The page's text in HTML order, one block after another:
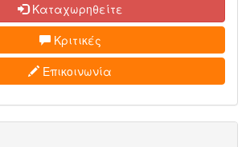
Καταχωρηθείτε
Κριτικές
Επικοινωνία